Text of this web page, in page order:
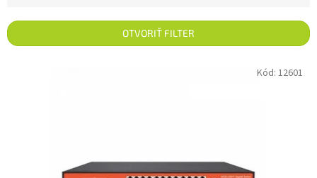
OTVORIŤ FILTER
Kód: 12601